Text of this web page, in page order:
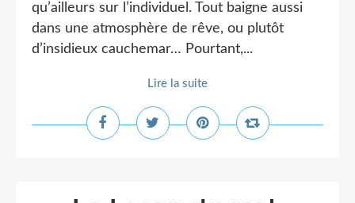
qu’ailleurs sur l’individuel. Tout baigne aussi
dans une atmosphère de rêve, ou plutôt
d’insidieux cauchemar… Pourtant,...
Lire la suite